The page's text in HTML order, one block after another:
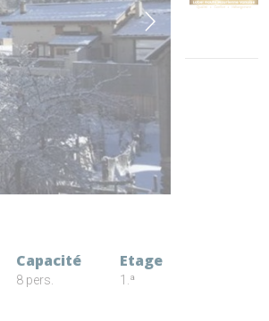
Capacité
8 pers.
Etage
1.ª